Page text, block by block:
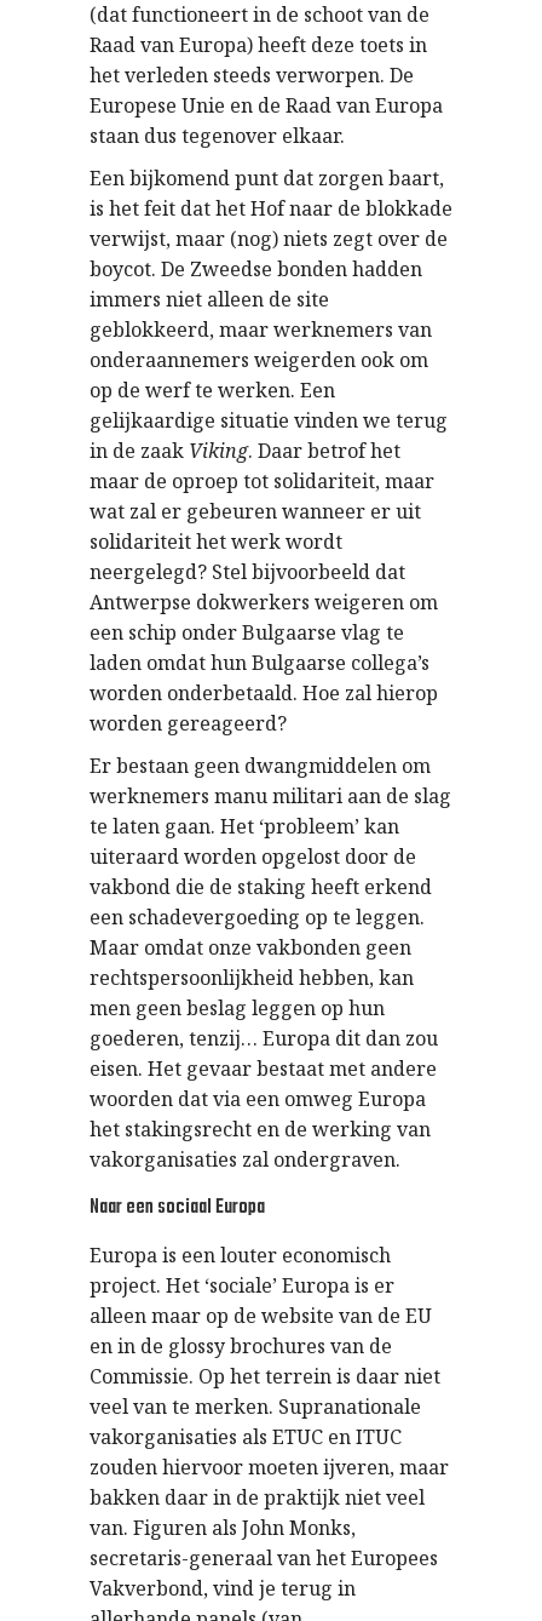
(dat functioneert in de schoot van de
Raad van Europa) heeft deze toets in
het verleden steeds verworpen. De
Europese Unie en de Raad van Europa
staan dus tegenover elkaar.
Een bijkomend punt dat zorgen baart,
is het feit dat het Hof naar de blokkade
verwijst, maar (nog) niets zegt over de
boycot. De Zweedse bonden hadden
immers niet alleen de site
geblokkeerd, maar werknemers van
onderaannemers weigerden ook om
op de werf te werken. Een
gelijkaardige situatie vinden we terug
in de zaak Viking. Daar betrof het
maar de oproep tot solidariteit, maar
wat zal er gebeuren wanneer er uit
solidariteit het werk wordt
neergelegd? Stel bijvoorbeeld dat
Antwerpse dokwerkers weigeren om
een schip onder Bulgaarse vlag te
laden omdat hun Bulgaarse collega’s
worden onderbetaald. Hoe zal hierop
worden gereageerd?
Er bestaan geen dwangmiddelen om
werknemers manu militari aan de slag
te laten gaan. Het ‘probleem’ kan
uiteraard worden opgelost door de
vakbond die de staking heeft erkend
een schadevergoeding op te leggen.
Maar omdat onze vakbonden geen
rechtspersoonlijkheid hebben, kan
men geen beslag leggen op hun
goederen, tenzij… Europa dit dan zou
eisen. Het gevaar bestaat met andere
woorden dat via een omweg Europa
het stakingsrecht en de werking van
vakorganisaties zal ondergraven.
Naar een sociaal Europa
Europa is een louter economisch
project. Het ‘sociale’ Europa is er
alleen maar op de website van de EU
en in de glossy brochures van de
Commissie. Op het terrein is daar niet
veel van te merken. Supranationale
vakorganisaties als ETUC en ITUC
zouden hiervoor moeten ijveren, maar
bakken daar in de praktijk niet veel
van. Figuren als John Monks,
secretaris-generaal van het Europees
Vakverbond, vind je terug in